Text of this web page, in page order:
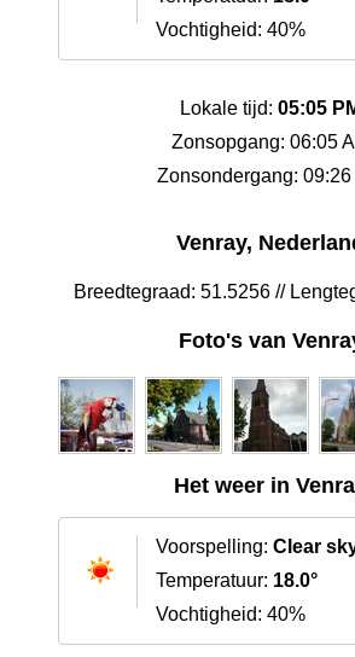
Vochtigheid: 40%
Lokale tijd: 05:05
Zonsopgang: 06:05
Zonsondergang: 09:26
Venray,
Breedtegraad: 51.5256 //
Foto's van
Het weer in
Voorspelling: Clear
Temperatuur: 18.0°
Vochtigheid: 40%